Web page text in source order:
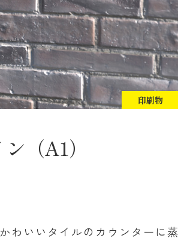
印刷物
（A1）
わいいタイルのカウンターに蒸